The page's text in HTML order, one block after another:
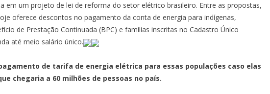
em um projeto de lei de reforma do setor elétrico brasileiro. Entre as propostas,
oferece descontos no pagamento da conta de energia para indígenas,
de Prestação Continuada (BPC) e famílias inscritas no Cadastro Único
até meio salário único.
de tarifa de energia elétrica para essas populações caso elas
chegaria a 60 milhões de pessoas no país.